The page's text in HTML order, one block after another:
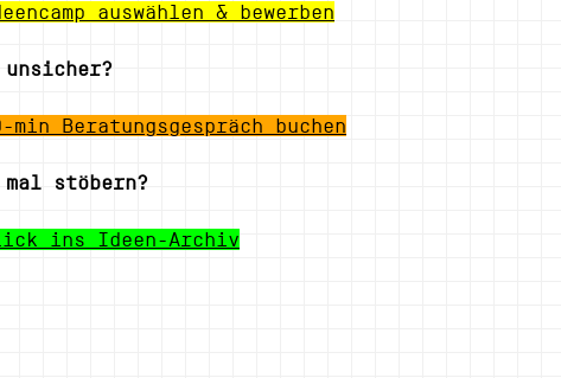
auswählen & bewerben
unsicher?
min Beratungsgespräch buchen
stöbern?
ins Ideen-Archiv